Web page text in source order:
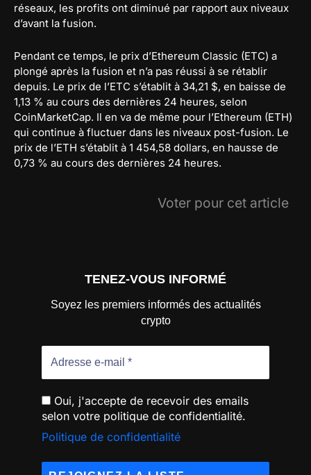
réseaux, les profits ont diminué par rapport aux niveaux
d’avant la fusion.
Pendant ce temps, le prix d’Ethereum Classic (ETC) a
plongé après la fusion et n’a pas réussi à se rétablir
depuis. Le prix de l’ETC s’établit à 34,21 $, en baisse de
1,13 % au cours des dernières 24 heures, selon
CoinMarketCap. Il en va de même pour l’Ethereum (ETH)
qui continue à fluctuer dans les niveaux post-fusion. Le
prix de l’ETH s’établit à 1 454,58 dollars, en hausse de
0,73 % au cours des dernières 24 heures.
Voter pour cet article
TENEZ-VOUS INFORMÉ
Soyez les premiers informés des actualités
crypto
Oui, j'accepte de recevoir des emails
selon votre politique de confidentialité.
Politique de confidentialité